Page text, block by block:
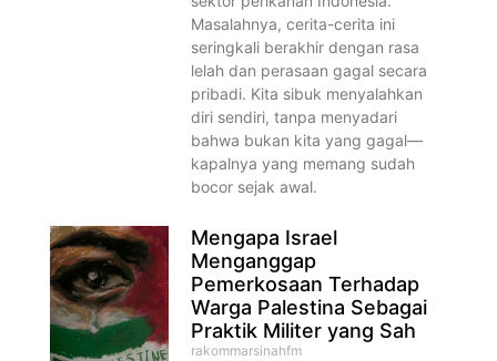
Masalahnya, cerita-cerita ini
seringkali berakhir dengan rasa
lelah dan perasaan gagal secara
pribadi. Kita sibuk menyalahkan
diri sendiri, tanpa menyadari
bahwa bukan kita yang gagal—
kapalnya yang memang sudah
bocor sejak awal.
Mengapa Israel
Menganggap
Pemerkosaan Terhadap
Warga Palestina Sebagai
Praktik Militer yang Sah
rakommarsinahfm